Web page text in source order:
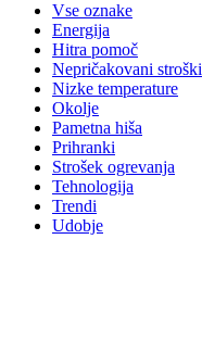
Vse oznake
Energija
Hitra pomoč
Nepričakovani stroški
Nizke temperature
Okolje
Pametna hiša
Prihranki
Strošek ogrevanja
Tehnologija
Trendi
Udobje